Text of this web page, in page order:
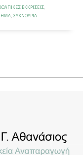
ΚΟΛΠΙΚΈΣ ΕΚΚΡΊΣΕΙΣ,
, ΣΥΧΝΟΥΡΊΑ